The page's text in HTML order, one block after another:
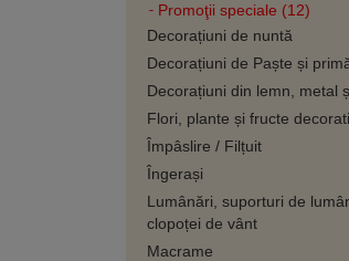
Promoţii speciale (12)
Decorațiuni de nuntă
Decorațiuni de Paște și
Decorațiuni din lemn, metal
Flori, plante și fructe
Împâslire / Filțuit
Îngerași
Lumânări, suporturi de
clopoței de vânt
Macrame